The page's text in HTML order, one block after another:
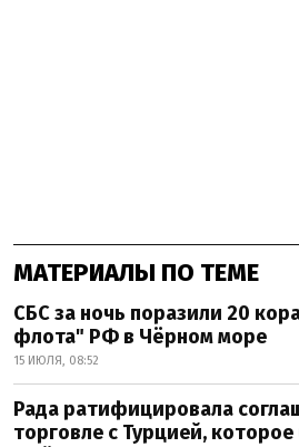
МАТЕРИАЛЫ ПО ТЕМЕ
СБС за ночь поразили 20
флота" РФ в Чёрном море
15 ИЮЛЯ, 08:52
Рада ратифицировала
торговле с Турцией,